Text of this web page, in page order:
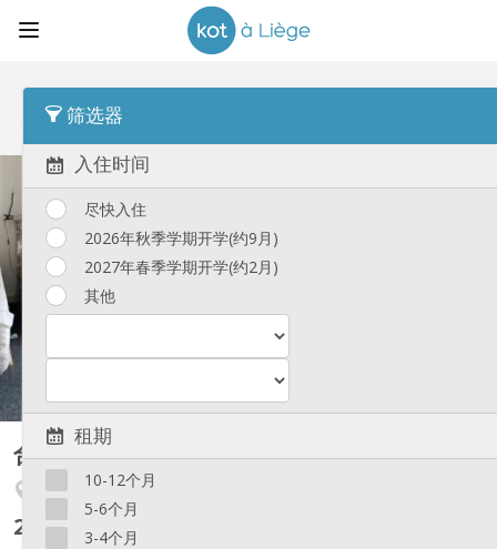
筛选器
入住时间
尽快入住
2026年秋季学期开学(约9月)
2027年春季学期开学(约2月)
其他
租期
10-12个月
5-6个月
3-4个月
顺序
合租房
合租房15 m²
Fétinne / Longdoz / Vennes
260 € 不含杂费